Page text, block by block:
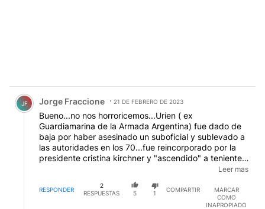
Comentario de Jorge Fraccione.
JF Jorge Fraccione 21 DE FEBRERO DE 2023
Bueno...no nos horroricemos...Urien ( ex
Guardiamarina de la Armada Argentina) fue dado de
baja por haber asesinado un suboficial y sublevado a
las autoridades en los 70...fue reincorporado por la
presidente cristina kirchner y "ascendido" a teniente
de Fragata ( saltándose todos los procedimientos y
leyes) y con sueldo retroactivo de mas de 40
años....la paja en el ojo ajeno. Seria importante que los
Leer mas
RESPONDER
2
RESPUESTAS
5 1
COMPARTIR
MARCAR
COMO
INAPROPIADO